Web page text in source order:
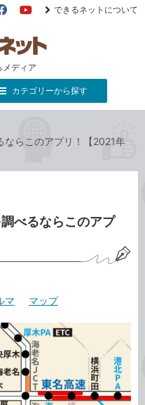
メディア
FacebookYouTube
できるネットについて
カテゴリーから探す
ならこのアプリ！【2021年
べるならこのアプ
マ マップ